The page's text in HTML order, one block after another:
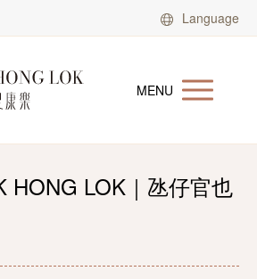
Language
MENU
HONG LOK｜氹仔官也